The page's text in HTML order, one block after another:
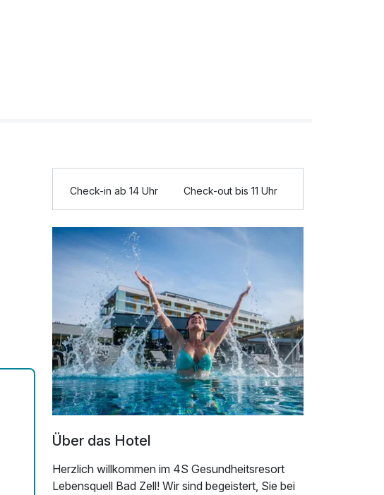
Check-in ab 14 Uhr Check-out bis 11 Uhr
Über das Hotel
Herzlich willkommen im 4S Gesundheitsresort
Lebensquell Bad Zell! Wir sind begeistert, Sie bei